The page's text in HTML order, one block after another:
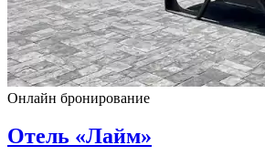
Онлайн бронирование
Отель «Лайм»